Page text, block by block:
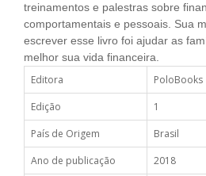
treinamentos e palestras sobre
comportamentais e pessoais. Sua
escrever esse livro foi ajudar as
melhor sua vida financeira.
Editora
PoloBooks
Edição
1
País de Origem
Brasil
Ano de publicação
2018